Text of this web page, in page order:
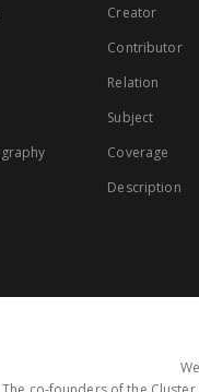
Creator
Contributor
Relation
Subject
Coverage
Description